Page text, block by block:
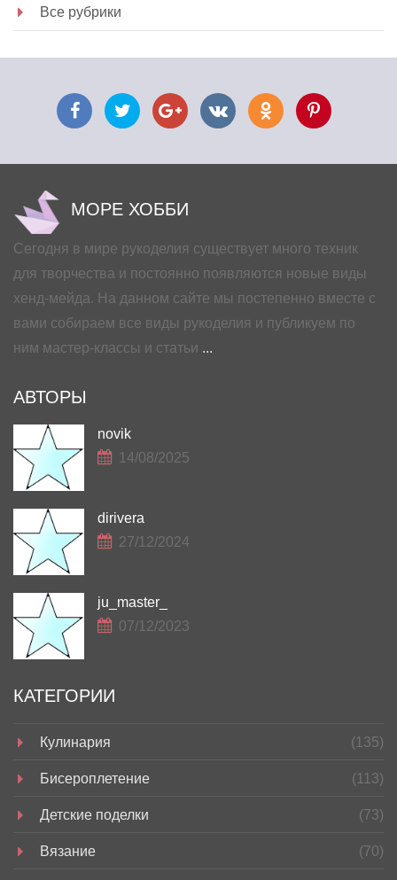
Все рубрики
МОРЕ ХОББИ
Сегодня в мире рукоделия существует много техник
для творчества и постоянно появляются новые виды
хенд-мейда. На данном сайте мы постепенно вместе с
вами собираем все виды рукоделия и публикуем по
ним мастер-классы и статьи ...
АВТОРЫ
novik
14/08/2025
dirivera
27/12/2024
ju_master_
07/12/2023
КАТЕГОРИИ
Кулинария (135)
Бисероплетение (113)
Детские поделки (73)
Вязание (70)